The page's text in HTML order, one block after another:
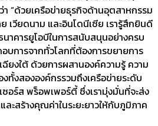
“ด้วยเครือข่ายธุรกิจด้านอุตสาหกรรม
เวียดนาม และอินโดนีเซีย เรารู้สึกยินดี
าคารยูโอบีในการสนับสนุนอย่างครบ
บการจากทั่วโลกที่ต้องการขยายการ
ฉียงใต้ ด้วยการผสานองค์ความรู้ ความ
ทั้งสององค์กรรวมถึงเครือข่ายระดับ
อร์ส พร็อพเพอร์ตี้ ซึ่งเรามุ่งมั่นที่จะส่ง
ละสร้างคุณค่าในระยะยาวให้กับภูมิภาค